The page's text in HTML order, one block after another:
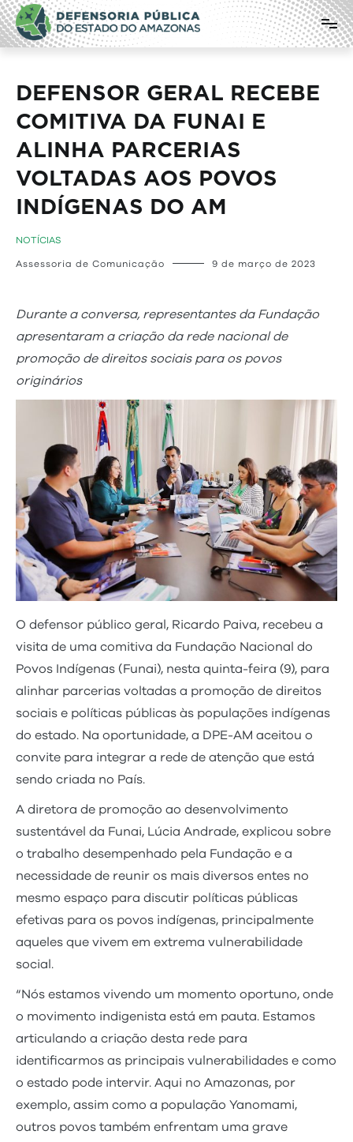
Pular
para
o
conteúdo
Defensoria Pública do Estado do
Amazonas
DEFENSOR GERAL RECEBE
COMITIVA DA FUNAI E
ALINHA PARCERIAS
VOLTADAS AOS POVOS
INDÍGENAS DO AM
NOTÍCIAS
Assessoria de Comunicação 9 de março de 2023
Durante a conversa, representantes da Fundação
apresentaram a criação da rede nacional de
promoção de direitos sociais para os povos
originários
O defensor público geral, Ricardo Paiva, recebeu a
visita de uma comitiva da Fundação Nacional do
Povos Indígenas (Funai), nesta quinta-feira (9), para
alinhar parcerias voltadas a promoção de direitos
sociais e políticas públicas às populações indígenas
do estado. Na oportunidade, a DPE-AM aceitou o
convite para integrar a rede de atenção que está
sendo criada no País.
A diretora de promoção ao desenvolvimento
sustentável da Funai, Lúcia Andrade, explicou sobre
o trabalho desempenhado pela Fundação e a
necessidade de reunir os mais diversos entes no
mesmo espaço para discutir políticas públicas
efetivas para os povos indígenas, principalmente
aqueles que vivem em extrema vulnerabilidade
social.
“Nós estamos vivendo um momento oportuno, onde
o movimento indigenista está em pauta. Estamos
articulando a criação desta rede para
identificarmos as principais vulnerabilidades e como
o estado pode intervir. Aqui no Amazonas, por
exemplo, assim como a população Yanomami,
outros povos também enfrentam uma grave